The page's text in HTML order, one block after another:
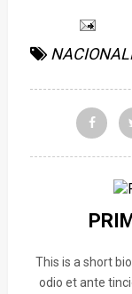
This is a short
odio et ante